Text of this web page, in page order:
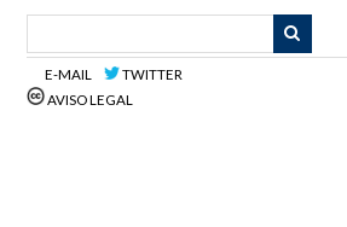
E-MAIL
TWITTER
AVISO LEGAL